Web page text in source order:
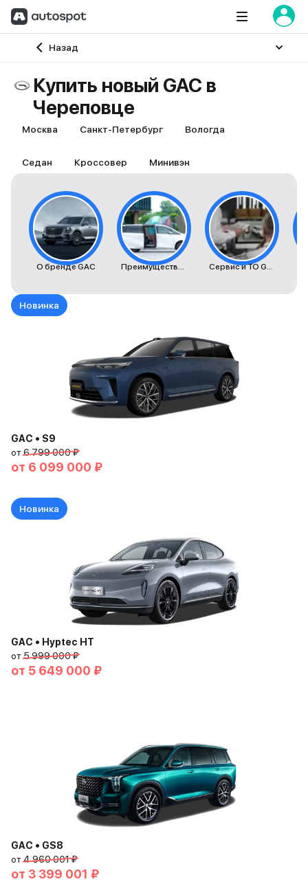
Назад
Главная
Купить новый GAC в
Череповце
Москва Санкт-Петербург Вологда
Седан Кроссовер Минивэн
О бренде GAC Преимущества автомобилей GAC Сервис и ТО GAC
Новинка
GAC • S9
от6 799 000 ₽
от 6 099 000 ₽
Новинка
GAC • Hyptec HT
от5 999 000 ₽
от 5 649 000 ₽
GAC • GS8
от4 960 001 ₽
от 3 399 001 ₽